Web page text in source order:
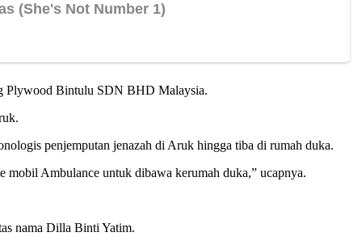
Plywood Bintulu SDN BHD Malaysia.
penjemputan jenazah di Aruk hingga tiba di rumah duka.
mobil Ambulance untuk dibawa kerumah duka,” ucapnya.
nama Dilla Binti Yatim.